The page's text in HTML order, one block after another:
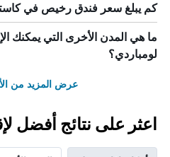
كم يبلغ سعر فندق رخيص في
ما هي المدن الأخرى التي يمكنك
لومباردي؟
عرض المزيد من
اعثر على نتائج أفضل